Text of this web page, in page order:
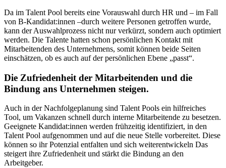
Da im Talent Pool bereits eine Vorauswahl durch HR und – im Fall
von B-Kandidat:innen –durch weitere Personen getroffen wurde,
kann der Auswahlprozess nicht nur verkürzt, sondern auch optimiert
werden. Die Talente hatten schon persönlichen Kontakt mit
Mitarbeitenden des Unternehmens, somit können beide Seiten
einschätzen, ob es auch auf der persönlichen Ebene „passt“.
Die Zufriedenheit der Mitarbeitenden und die
Bindung ans Unternehmen steigen.
Auch in der Nachfolgeplanung sind Talent Pools ein hilfreiches
Tool, um Vakanzen schnell durch interne Mitarbeitende zu besetzen.
Geeignete Kandidat:innen werden frühzeitig identifiziert, in den
Talent Pool aufgenommen und auf die neue Stelle vorbereitet. Diese
können so ihr Potenzial entfalten und sich weiterentwickeln Das
steigert ihre Zufriedenheit und stärkt die Bindung an den
Arbeitgeber.